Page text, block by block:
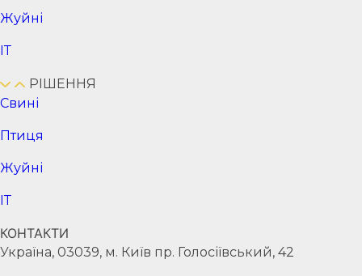
Жуйні
ІТ
РІШЕННЯ
Cвині
Птиця
Жуйні
ІТ
КОНТАКТИ
Україна, 03039, м. Київ пр. Голосіївський, 42